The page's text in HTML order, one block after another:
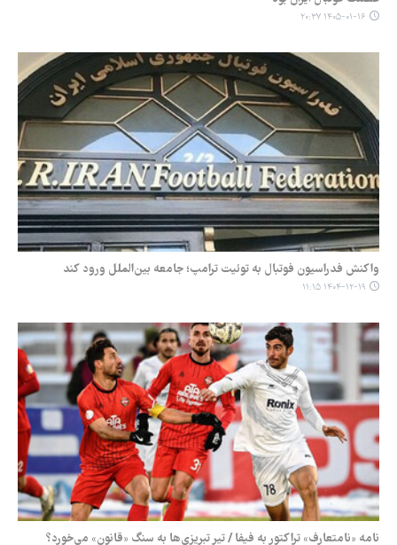
۱۴۰۵-۰۱-۱۶ ۲۰:۳۷
واکنش فدراسیون فوتبال به توئیت ترامپ؛ جامعه بین‌الملل ورود کند
۱۴۰۴-۱۲-۱۹ ۱۱:۱۵
نامه «نامتعارف» تراکتور به فیفا / تیر تبریزی‌ها به سنگ «قانون» می‌خورد؟